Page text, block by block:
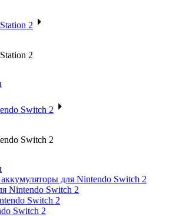
2
2
Switch 2
Switch 2
для Nintendo Switch 2
Nintendo Switch 2
Switch 2
Switch 2